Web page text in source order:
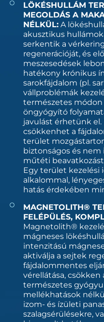
LÖKÉSHULLÁM
MEGOLDÁS A
NÉLKÜL:A
akusztikus
serkentik a
regenerációját, és
meszesedések
hatékony krónikus
sarokfájdalom (pl.
vállproblémák
természetes módon
öngyógyító
javulást érhetünk
csökkenhet a
terület
biztonságos és
műtéti
Egy terület kezelési
alkalommal,
hatás érdekében
MAGNETOLITH®
FELÉPÜLÉS,
Magnetolith®
mágneses
intenzitású
aktiválja a sejtek
fájdalommentes
vérellátása, csökken
természetes
mellékhatások
izom- és ízületi
szalagsérülésekre,